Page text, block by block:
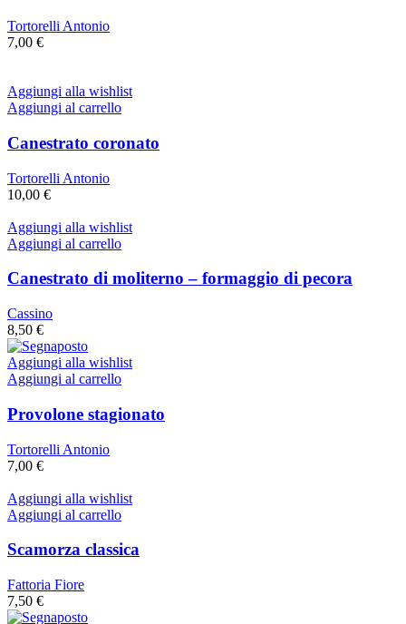
Tortorelli Antonio
7,00 €
Aggiungi alla wishlist
Aggiungi al carrello
Canestrato coronato
Tortorelli Antonio
10,00 €
Aggiungi alla wishlist
Aggiungi al carrello
Canestrato di moliterno – formaggio di pecora
Cassino
8,50 €
Aggiungi alla wishlist
Aggiungi al carrello
Provolone stagionato
Tortorelli Antonio
7,00 €
Aggiungi alla wishlist
Aggiungi al carrello
Scamorza classica
Fattoria Fiore
7,50 €